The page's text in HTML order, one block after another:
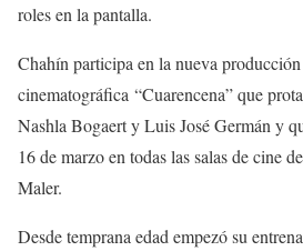
roles en la pantalla.
Chahín participa en la nueva producción
cinematográfica “Cuarencena” que
Nashla Bogaert y Luis José Germán y
16 de marzo en todas las salas de cine
Maler.
Desde temprana edad empezó su